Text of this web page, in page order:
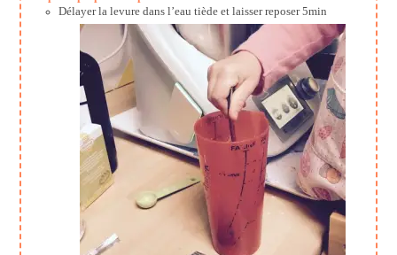
Délayer la levure dans l’eau tiède et laisser reposer 5min